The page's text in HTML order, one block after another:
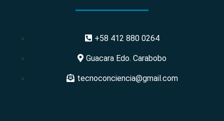
+58 412 880 0264
Guacara Edo. Carabobo
tecnoconciencia@gmail.com